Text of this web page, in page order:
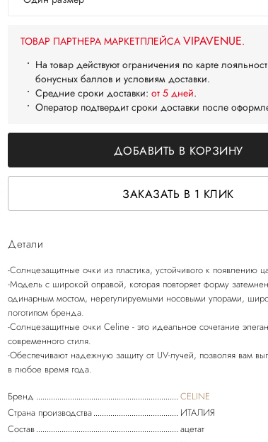
ТОВАР ПАРТНЕРА МАРКЕТПЛЕЙСА VIPAVENUE.
На товар действуют ограничения по карте
бонусных баллов и условиям доставки.
Средние сроки доставки: от 5 дней.
Оператор подтвердит сроки доставки после
ДОБАВИТЬ В КОРЗИНУ
ЗАКАЗАТЬ В 1 КЛИК
Детали
-Солнцезащитные очки из пластика, устойчивого к появлению
-Модель с широкой оправой, которая повторяет форму
одинарным мостом, нерегулируемыми носовыми упорами,
логотипом бренда.
-Солнцезащитные очки Celine - это идеальное сочетание
современного стиля.
-Обеспечивают надежную защиту от UV-лучей, позволяя вам
Бренд
CELINE
Страна производства
ИТАЛИЯ
Состав
ацетат